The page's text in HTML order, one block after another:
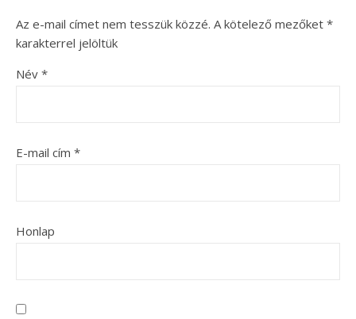
Az e-mail címet nem tesszük közzé. A kötelező mezőket *
karakterrel jelöltük
Név *
E-mail cím *
Honlap